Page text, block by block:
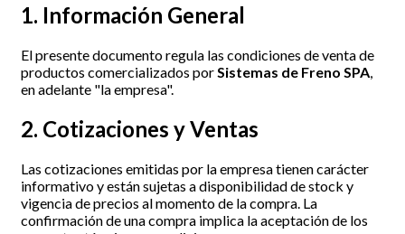
1. Información General
El presente documento regula las condiciones de venta de
productos comercializados por Sistemas de Freno SPA
en adelante "la empresa".
2. Cotizaciones y Ventas
Las cotizaciones emitidas por la empresa tienen carácter
informativo y están sujetas a disponibilidad de stock y
vigencia de precios al momento de la compra. La
confirmación de una compra implica la aceptación de los